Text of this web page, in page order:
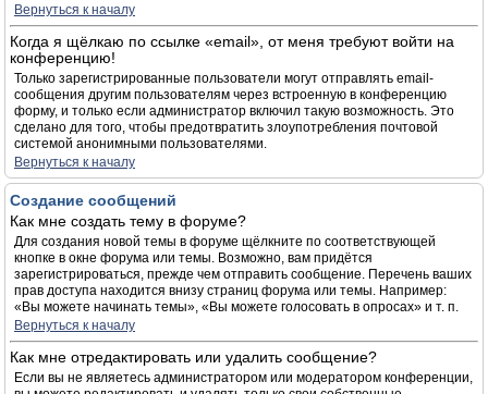
Вернуться к началу
Когда я щёлкаю по ссылке «email», от меня требуют войти на
конференцию!
Только зарегистрированные пользователи могут отправлять email-
сообщения другим пользователям через встроенную в конференцию
форму, и только если администратор включил такую возможность. Это
сделано для того, чтобы предотвратить злоупотребления почтовой
системой анонимными пользователями.
Вернуться к началу
Создание сообщений
Как мне создать тему в форуме?
Для создания новой темы в форуме щёлкните по соответствующей
кнопке в окне форума или темы. Возможно, вам придётся
зарегистрироваться, прежде чем отправить сообщение. Перечень ваших
прав доступа находится внизу страниц форума или темы. Например:
«Вы можете начинать темы», «Вы можете голосовать в опросах» и т. п.
Вернуться к началу
Как мне отредактировать или удалить сообщение?
Если вы не являетесь администратором или модератором конференции,